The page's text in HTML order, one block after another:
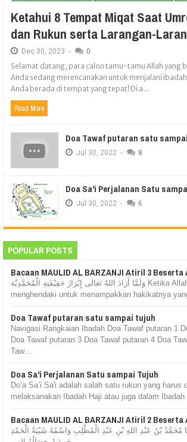
Ketahui 8 Tempat Miqat Saat
dan Rukun serta Larangan-
Dec 30, 2023 - 0
Selamat datang, para calon tamu-tamu Allah yang
Anda sedang merencanakan untuk menjalani ibadah
Anda berada di tempat yang tepat! Di a...
Read More
Doa Tawaf putaran satu
Jul 30, 2022 - 8
Doa Sa'i Perjalanan Satu
Jul 30, 2022 - 6
POPULAR POSTS
Bacaan MAULID AL BARZANJI Atiril 3
وَلَمَّا أَرَادَ اللهُ تَعَالَى إِبْرَازَ حَقِيْقَتِهِ الْمُحَمَّدِيَّة Ketika Allah Ta‘ala
menghendaki untuk menampakkan hakikatnya
Doa Tawaf putaran satu sampai tujuh
Navigasi Rangkaian Ibadah Doa Tawaf putaran 1
Doa Tawaf putaran 3 Doa Tawaf putaran 4 Doa
Taw...
Doa Sa'i Perjalanan Satu sampai Tujuh
Do’a Sa’i Sa'i adalah salah satu rukun yang harus
melaksanakan Ibadah Haji atau juga dalam Ibadah
Bacaan MAULID AL BARZANJI Atiril 2
مُحَمَّدُ بْنُ عَبْدِ اللهِ بْنِ عَبْدِ الْمُطَّلِبِ وَاسْمُهُ شَيْبَةُ الْحَمْدِ